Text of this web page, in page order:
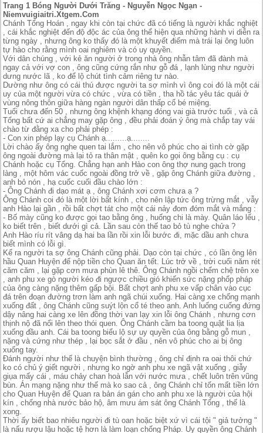
Trang 1 Bóng Người Dưới Trăng - Nguyễn Ngọc Ngạn -
Niemvuigiaitri.Xtgem.Com
Chánh Tổng Hoán , ngay khi còn tại chức đã có tiếng là người khắc nghiệt
, cái khắc nghiệt đến độ độc ác của ông thể hiện qua những hành vi diễn ra
từng ngày , nhưng ông ko thấy đó là một khuyết điểm mà trái lại ông luôn
tự hào cho rằng mình oai nghiêm và có uy quyền.
Với dân chúng , với kẻ ăn người ở trong nhà ông nhẫn tâm đã đành mà
ngay cả với vợ con , ông cũng cứng rắn như gỗ đá , lạnh lùng như người
dưng nước lã , ko để lộ chút tình cảm riêng tư nào.
Dường như ông có cái thú được người ta sợ mình vì ông coi đó là một cái
uy của một người vừa có chức , vừa có tiền , tha hồ tác yêu tác quái ở
vùng nông thôn giữa hàng ngàn người dân thấp cổ bé miệng.
Tuổi chưa đến 50 , nhưng ông khệnh khạng đóng vai già trước tuổi , và cả
Tổng bất cứ ai chẳng may gặp ông , đều phải đoán ý ông mà chắp tay vái
chào từ đằng xa cho phải phép :
- Con xin phép lạy cụ Chánh ạ.........ạ........
Lời chào ấy ông nghe quen tai lắm , cho nên vô phúc cho ai tình cờ gặp
ông ngoài đường mà lại tỏ ra thân mật , quên ko gọi ông bằng cụ : cụ
Chánh hoặc cụ Tổng. Chẳng hạn anh Hào con ông thợ nung gạch trong
làng , một hôm vác cuốc ngoài đồng trở về , gặp ông Chánh giữa đường ,
anh bỏ nón , hạ cuốc cuối đầu chào lớn :
- Ông Chánh đi dạo mát ạ , ông Chánh xơi cơm chưa ạ ?
Ông Chánh coi đó là một lời bất kính , cho nên lập tức ông trừng mắt , vẫy
anh Hào lại gần , rồi bất chợt tát cho một cái nảy đom đóm mắt và mắng :
- Bố mày cũng ko được gọi tao bằng ông , huống chi là mày. Quân láo lếu ,
ko biết trên , biết dưới gì cả. Lần sau còn thế tao bỏ tù nghe chửa ?
Anh Hào ríu rít vâng dạ hai ba lần rồi xin lỗi bước đi, mặc dầu anh chưa
biết mình có lỗi gì.
Kể ra người ta sợ ông Chánh cũng phải. Dạo còn tại chức , có lần ông lên
hầu Quan Huyện để nộp tiền cho Quan ăn tết. Lúc trở về , trời cuối năm rét
căm căm , lại gặp cơn mưa phùn lê thê. Ông Chánh ngồi chểm chệ trên xe
, anh phu xe gò người kéo đi ngược chiều gió khiến sức nặng phốp pháp
của ông càng nặng thêm gấp bội. Bất chợt anh phu xe vấp chân vào cục
đá trên đoạn đường trơn làm anh ngã chúi xuống. Hai càng xe chống mạnh
xuống đất , ông Chánh cũng suýt lộn cổ té theo anh. Anh luống cuống đứng
dậy nâng hai càng xe lên đồng thời van lạy xin lỗi ông Chánh , nhưng cơn
thịnh nộ đã nổi lên theo thói quen. Ông Chánh cầm ba toong quật lia lịa
xuống đầu anh. Cái ba toong biểu lộ sự uy quyền của ông bằng gỗ mun ,
nặng và cứng như thép , lại bọc sắt ở đầu , nên vô phúc cho ai bị ông
xuống tay.
Đánh người như thế là chuyện bình thường , ông chỉ định ra oai thôi chứ
ko có chủ ý giết người , nhưng ko ngờ anh phu xe ngã vật xuống , giẫy
giụa mấy cái , máu chảy chan hoà lẫn với nước mưa , chết luôn trên vũng
bùn. Án mạng nặng như thế mà ko sao cả , ông Chánh chỉ tốn mất tiền lớn
cho Quan Huyện để Quan ra bản án gán cho anh phu xe là người của hội
kín , chống nhà nước bảo hộ, âm mưu ám sát ông Chánh Tổng , thế là
xong.
Thời ấy biết bao nhiêu người đi tù oan hoặc biệt xứ vì cái tội " giả tưởng "
là nấu rượu lậu hoặc tệ hơn là làm loạn chống Pháp. Uy quyền ông Chánh